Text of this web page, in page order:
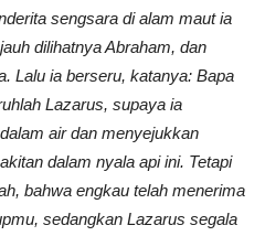
sengsara di alam maut ia
dilihatnya Abraham, dan
Lalu ia berseru, katanya: Bapa
Lazarus, supaya ia
air dan menyejukkan
dalam nyala api ini. Tetapi
bahwa engkau telah menerima
sedangkan Lazarus segala